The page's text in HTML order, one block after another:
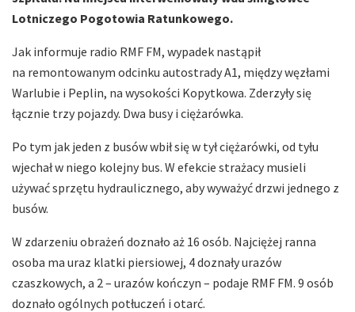
Lotniczego Pogotowia Ratunkowego.
Jak informuje radio RMF FM, wypadek nastąpił
na remontowanym odcinku autostrady A1, między węzłami
Warlubie i Peplin, na wysokości Kopytkowa. Zderzyły się
łącznie trzy pojazdy. Dwa busy i ciężarówka.
Po tym jak jeden z busów wbił się w tył ciężarówki, od tyłu
wjechał w niego kolejny bus. W efekcie strażacy musieli
używać sprzętu hydraulicznego, aby wyważyć drzwi jednego z
busów.
W zdarzeniu obrażeń doznało aż 16 osób. Najciężej ranna
osoba ma uraz klatki piersiowej, 4 doznały urazów
czaszkowych, a 2 – urazów kończyn – podaje RMF FM. 9 osób
doznało ogólnych potłuczeń i otarć.